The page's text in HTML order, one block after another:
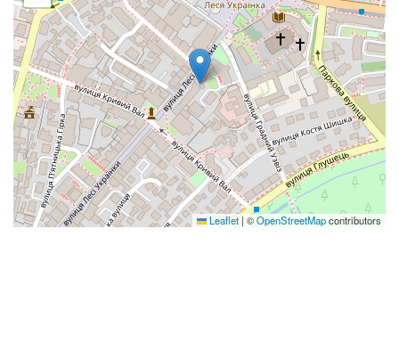
Leaflet | ©OpenStreetMapcontributors